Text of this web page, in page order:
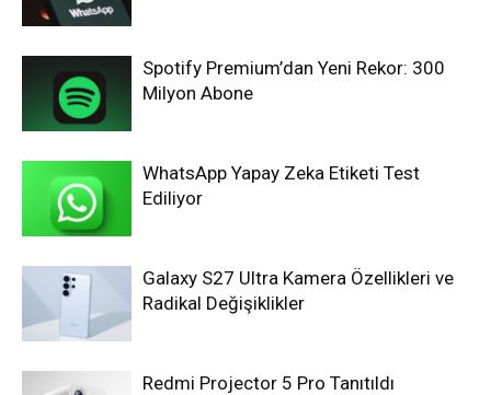
Spotify Premium’dan Yeni Rekor: 300
Milyon Abone
WhatsApp Yapay Zeka Etiketi Test
Ediliyor
Galaxy S27 Ultra Kamera Özellikleri ve
Radikal Değişiklikler
Redmi Projector 5 Pro Tanıtıldı